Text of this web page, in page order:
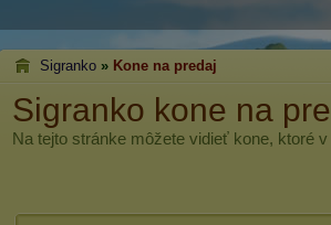
Sigranko » Kone na predaj
Sigranko kone na
Na tejto stránke môžete vidieť kone, ktoré